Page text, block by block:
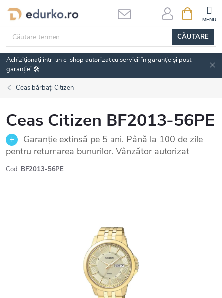
Treci
conținut
CĂUTARE
DE
Achiziționați într-un e-shop autorizat cu servicii în garanție și post-
garanție! 🛠️
Ceas bărbați Citizen
Ceas Citizen BF2013-56PE
Garanție extinsă pe 5 ani. Până la 100 de zile
pentru returnarea bunurilor. Vânzător autorizat
Cod: BF2013-56PE